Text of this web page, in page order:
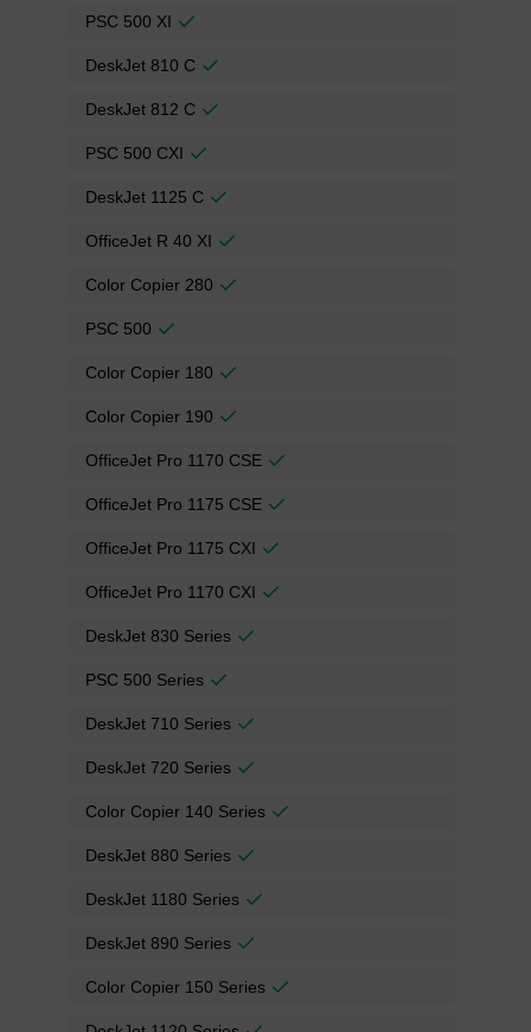
PSC 500 XI
DeskJet 810 C
DeskJet 812 C
PSC 500 CXI
DeskJet 1125 C
OfficeJet R 40 XI
Color Copier 280
PSC 500
Color Copier 180
Color Copier 190
OfficeJet Pro 1170 CSE
OfficeJet Pro 1175 CSE
OfficeJet Pro 1175 CXI
OfficeJet Pro 1170 CXI
DeskJet 830 Series
PSC 500 Series
DeskJet 710 Series
DeskJet 720 Series
Color Copier 140 Series
DeskJet 880 Series
DeskJet 1180 Series
DeskJet 890 Series
Color Copier 150 Series